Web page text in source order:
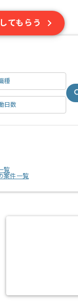
てもらう
種
日数
覧
案件一覧